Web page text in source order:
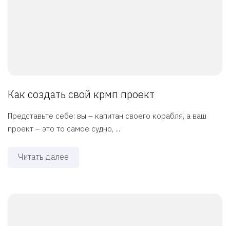
Как создать свой крмп проект
Представьте себе: вы – капитан своего корабля, а ваш
проект – это то самое судно, ...
Читать далее